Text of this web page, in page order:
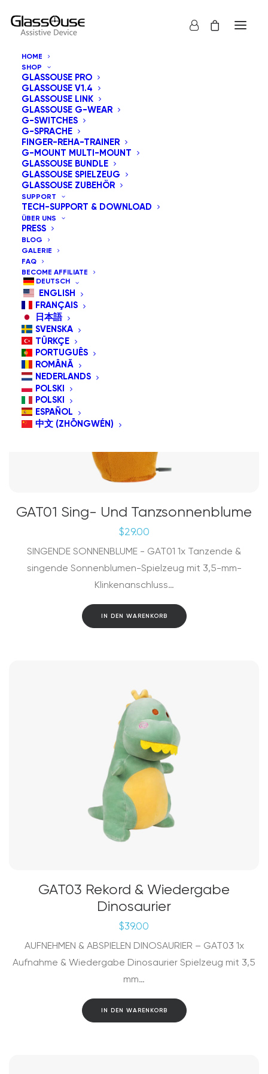
HOME
SHOP
GLASSOUSE PRO
GLASSOUSE V1.4
GLASSOUSE LINK
GLASSOUSE G-WEAR
G-SWITCHES
G-SPRACHE
FINGER-REHA-TRAINER
G-MOUNT MULTI-MOUNT
GLASSOUSE BUNDLE
GLASSOUSE SPIELZEUG
GLASSOUSE ZUBEHÖR
SUPPORT
TECH-SUPPORT & DOWNLOAD
ÜBER UNS
PRESS
BLOG
GALERIE
FAQ
BECOME AFFILIATE
DEUTSCH
ENGLISH
FRANÇAIS
日本語
SVENSKA
TÜRKÇE
PORTUGUÊS
ROMÂNĂ
NEDERLANDS
POLSKI
POLSKI
ESPAÑOL
中文 (ZHŌNGWÉN)
Alle anzeigen
Standardsortierung
Nach Beliebtheit sortiert
Nach Aktualität sortieren
Nach Preis sortieren: absteigend
GAT01 Sing- Und Tanzsonnenblume
$29.00
SINGENDE SONNENBLUME - GAT01 1x Tanzende &
singende Sonnenblumen-Spielzeug mit 3,5-mm-
Klinkenanschluss…
IN DEN WARENKORB
GAT03 Rekord & Wiedergabe
Dinosaurier
$39.00
AUFNEHMEN & ABSPIELEN DINOSAURIER – GAT03 1x
Aufnahme & Wiedergabe Dinosaurier Spielzeug mit 3,5
mm…
IN DEN WARENKORB